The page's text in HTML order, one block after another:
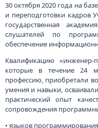
30 октября 2020 года на
и переподготовки кадров
государственная
слушателей по
обеспечение
Квалификацию «инженер-
которые в течение 24
профессию, приобретали
умения и навыки,
практический опыт
сопровождения
• языков